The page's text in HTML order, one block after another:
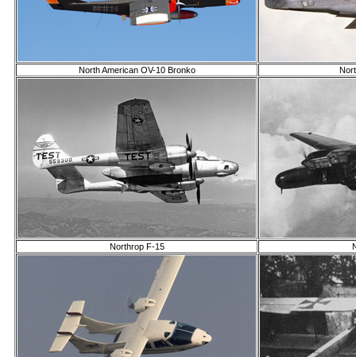
North American OV-10 Bronko
Northrop F-15